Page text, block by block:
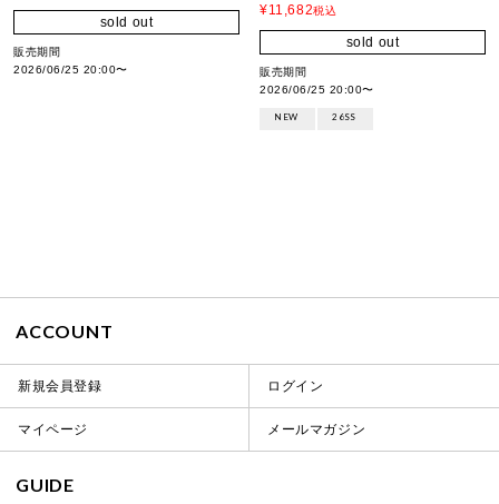
sold out
販売期間
2026/06/25 20:00〜
¥11,682税込
sold out
販売期間
2026/06/25 20:00〜
NEW 26SS
ACCOUNT
新規会員登録 ログイン
マイページ メールマガジン
GUIDE